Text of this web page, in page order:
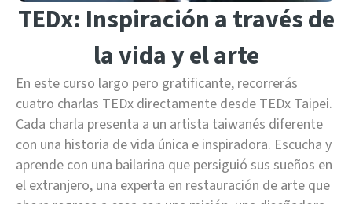
TEDx: Inspiración a través de
la vida y el arte
En este curso largo pero gratificante, recorrerás
cuatro charlas TEDx directamente desde TEDx Taipei.
Cada charla presenta a un artista taiwanés diferente
con una historia de vida única e inspiradora. Escucha y
aprende con una bailarina que persiguió sus sueños en
el extranjero, una experta en restauración de arte que